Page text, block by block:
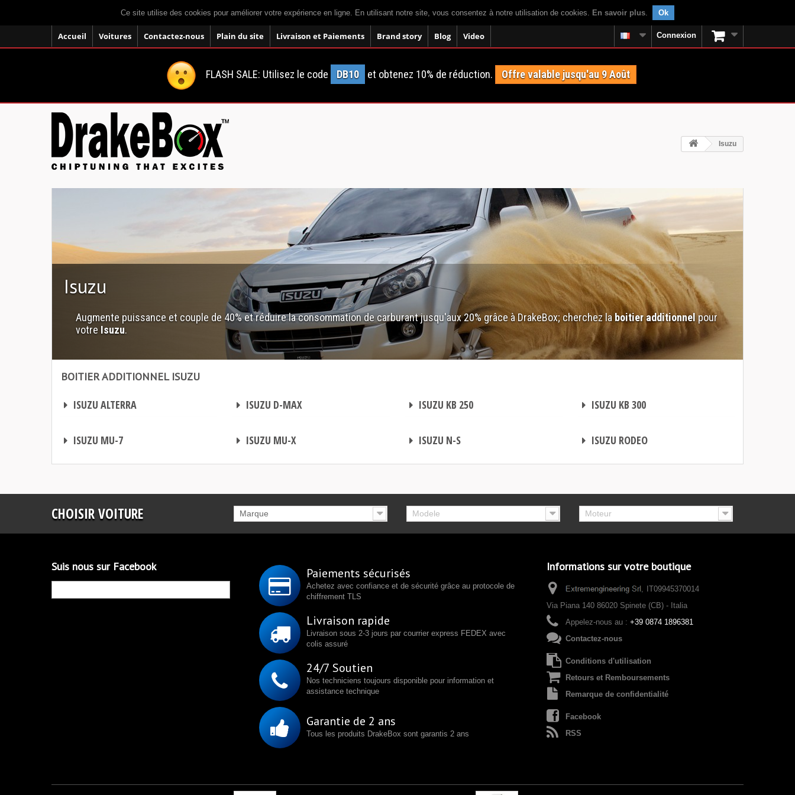
Ce site utilise des cookies pour améliorer votre expérience en ligne. En utilisant notre site, vous consentez à notre utilisation de cookies. En savoir plus. Ok
Accueil Voitures Contactez-nous Plain du site Livraison et Paiements Brand story Blog Video Connexion
FLASH SALE: Utilisez le code DB10 et obtenez 10% de réduction. Offre valable jusqu'au 9 Août
Isuzu
Isuzu
Augmente puissance et couple de 40% et réduire la consommation de carburant jusqu'aux 20% grâce à DrakeBox; cherchez laboitier additionnelpour
votre Isuzu.
BOITIER ADDITIONNEL ISUZU
ISUZU ALTERRA ISUZU D-MAX ISUZU KB 250 ISUZU KB 300
ISUZU MU-7 ISUZU MU-X ISUZU N-S ISUZU RODEO
CHOISIR VOITURE Marque Modele Moteur
Suis nous sur Facebook Paiements sécurisés
Achetez avec confiance et de sécurité grâce au protocole de
chiffrement TLS
Livraison rapide
Livraison sous 2-3 jours par courrier express FEDEX avec
colis assuré
24/7 Soutien
Nos techniciens toujours disponible pour information et
assistance technique
Garantie de 2 ans
Tous les produits DrakeBox sont garantis 2 ans
Informations sur votre boutique
IT09945370014
Via Piana 140 86020 Spinete (CB) - Italia
Appelez-nous au : +39 0874 1896381
Contactez-nous
Conditions d'utilisation
Retours et Remboursements
Remarque de confidentialité
Facebook
RSS